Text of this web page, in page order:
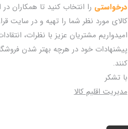
درخواستی را انتخاب کنید تا همکاران
کالای مورد نظر شما را تهیه و در سایت
امیدواریم مشتریان عزیز با نظرات،
پیشنهادات خود در هرچه بهتر شدن
کنند.
با تشکر
مدیریت اقلیم کالا